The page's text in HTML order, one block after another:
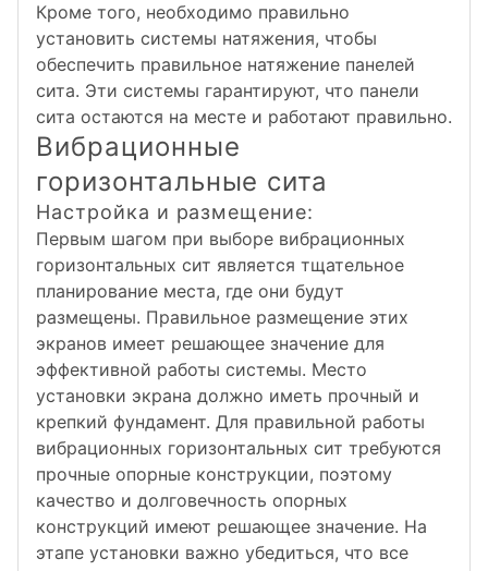
Кроме того, необходимо правильно
установить системы натяжения, чтобы
обеспечить правильное натяжение панелей
сита. Эти системы гарантируют, что панели
сита остаются на месте и работают правильно.
Вибрационные
горизонтальные сита
Настройка и размещение:
Первым шагом при выборе вибрационных
горизонтальных сит является тщательное
планирование места, где они будут
размещены. Правильное размещение этих
экранов имеет решающее значение для
эффективной работы системы. Место
установки экрана должно иметь прочный и
крепкий фундамент. Для правильной работы
вибрационных горизонтальных сит требуются
прочные опорные конструкции, поэтому
качество и долговечность опорных
конструкций имеют решающее значение. На
этапе установки важно убедиться, что все